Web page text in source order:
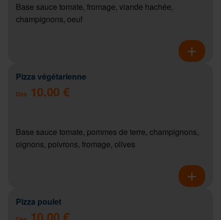
Base sauce tomate, fromage, viande hachée,
champignons, oeuf
Pizza végétarienne
Dès 10.00 €
Base sauce tomate, pommes de terre, champignons,
oignons, poivrons, fromage, olives
Pizza poulet
10.00 €